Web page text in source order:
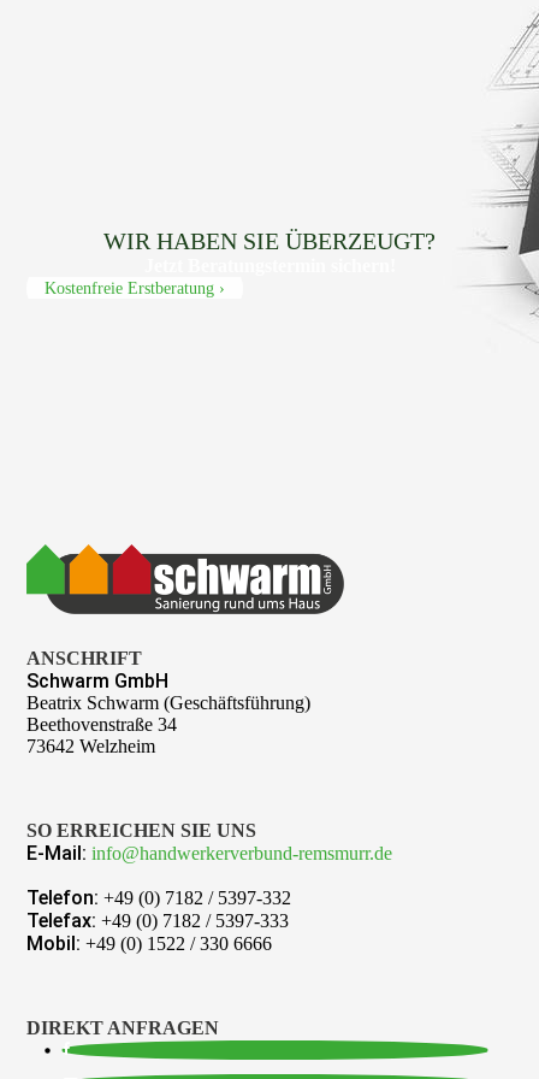
WIR HABEN SIE ÜBERZEUGT?
Kostenfreie Erstberatung ›
ANSCHRIFT
Schwarm GmbH
Beatrix Schwarm (Geschäftsführung)
Beethovenstraße 34
73642 Welzheim
SO ERREICHEN SIE UNS
E-Mail: info@handwerkerverbund-remsmurr.de
Telefon: +49 (0) 7182 / 5397-332
Telefax: +49 (0) 7182 / 5397-333
Mobil: +49 (0) 1522 / 330 6666
DIREKT ANFRAGEN